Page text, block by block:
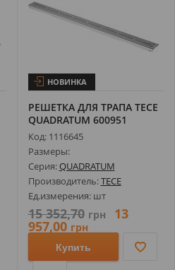
НОВИНКА
РЕШЕТКА ДЛЯ ТРАПА TECE
QUADRATUM 600951
МАТОВАЯ ДЛЯ ...
Код: 1116645
Размеры:
Серия:QUADRATUM
Производитель:TECE
Ед.измерения: шт
15 352,70 грн 13
957,00 грн
Купить